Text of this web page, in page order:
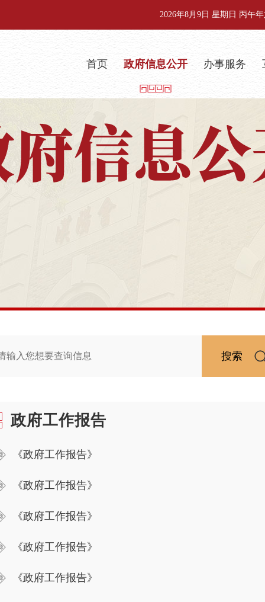
2026年8月9日 星期日 丙午
首页 政府信息公开 办事服务
搜索
政府工作报告
《政府工作报告》
《政府工作报告》
《政府工作报告》
《政府工作报告》
《政府工作报告》